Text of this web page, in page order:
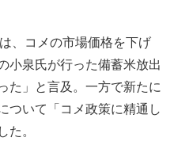
、コメの市場価格を下げ
小泉氏が行った備蓄米放出
た」と言及。一方で新たに
ついて「コメ政策に精通し
た。